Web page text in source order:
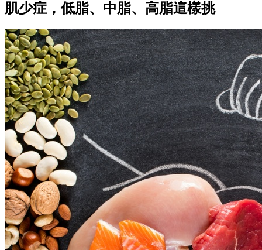
肌少症，低脂、中脂、高脂這樣挑